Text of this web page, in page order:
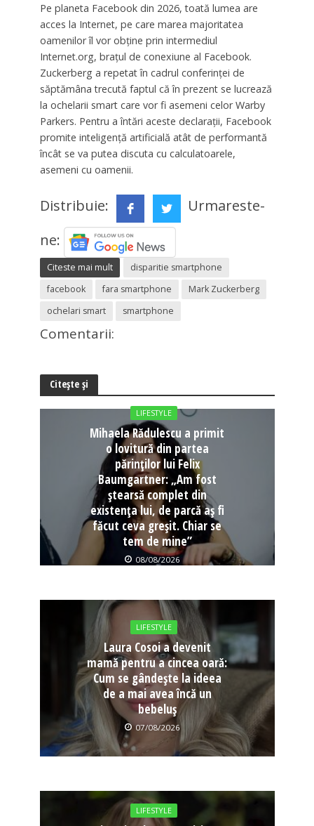
Pe planeta Facebook din 2026, toată lumea are
acces la Internet, pe care marea majoritatea
oamenilor îl vor obţine prin intermediul
Internet.org, braţul de conexiune al Facebook.
Zuckerberg a repetat în cadrul conferinţei de
săptămâna trecută faptul că în prezent se lucrează
la ochelarii smart care vor fi asemeni celor Warby
Parkers. Pentru a întări aceste declaraţii, Facebook
promite inteligenţă artificială atât de performantă
încât se va putea discuta cu calculatoarele,
asemeni cu oamenii.
Distribuie:
Urmareste-
ne:
Citeste mai mult
disparitie smartphone
facebook
fara smartphone
Mark Zuckerberg
ochelari smart
smartphone
Comentarii:
Citește și
LIFESTYLE
Mihaela Rădulescu a primit
o lovitură din partea
părinților lui Felix
Baumgartner: „Am fost
ștearsă complet din
existența lui, de parcă aș fi
făcut ceva greșit. Chiar se
tem de mine”
08/08/2026
LIFESTYLE
Laura Cosoi a devenit
mamă pentru a cincea oară:
Cum se gândește la ideea
de a mai avea încă un
bebeluș
07/08/2026
LIFESTYLE